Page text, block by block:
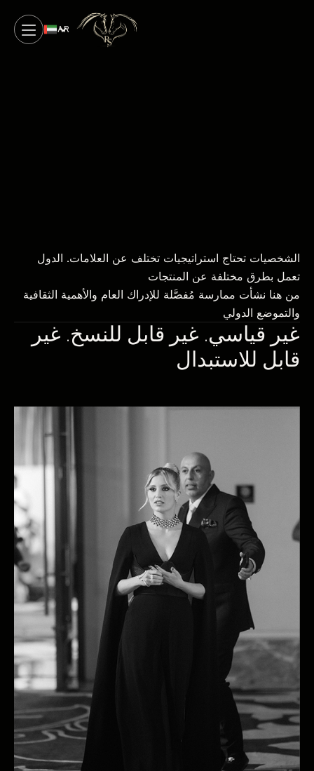
AR
الشخصيات تحتاج استراتيجيات تختلف عن العلامات. الدول
تعمل بطرق مختلفة عن المنتجات
من هنا نشأت ممارسة مُفصَّلة للإدراك العام والأهمية الثقافية
والتموضع الدولي
غير قياسي. غير قابل للنسخ. غير
قابل للاستبدال